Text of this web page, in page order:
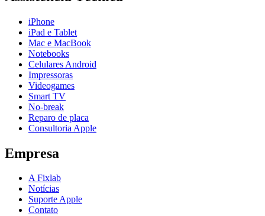
iPhone
iPad e Tablet
Mac e MacBook
Notebooks
Celulares Android
Impressoras
Videogames
Smart TV
No-break
Reparo de placa
Consultoria Apple
Empresa
A Fixlab
Notícias
Suporte Apple
Contato